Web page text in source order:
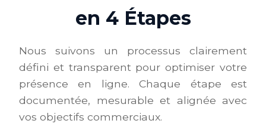
en 4 Étapes
Nous suivons un processus clairement
défini et transparent pour optimiser votre
présence en ligne. Chaque étape est
documentée, mesurable et alignée avec
vos objectifs commerciaux.